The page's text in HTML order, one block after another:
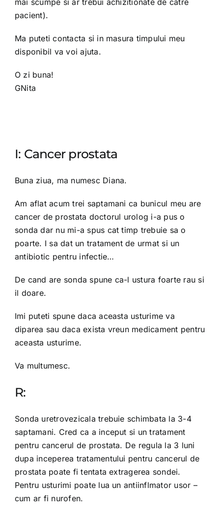
mai scumpe si ar trebui achizitionate de catre
pacient).
Ma puteti contacta si in masura timpului meu
disponibil va voi ajuta.
O zi buna!
GNita
I: Cancer prostata
Buna ziua, ma numesc Diana.
Am aflat acum trei saptamani ca bunicul meu are
cancer de prostata doctorul urolog i-a pus o
sonda dar nu mi-a spus cat timp trebuie sa o
poarte. I sa dat un tratament de urmat si un
antibiotic pentru infectie…
De cand are sonda spune ca-l ustura foarte rau si
il doare.
Imi puteti spune daca aceasta usturime va
diparea sau daca exista vreun medicament pentru
aceasta usturime.
Va multumesc.
R:
Sonda uretrovezicala trebuie schimbata la 3-4
saptamani. Cred ca a inceput si un tratament
pentru cancerul de prostata. De regula la 3 luni
dupa inceperea tratamentului pentru cancerul de
prostata poate fi tentata extragerea sondei.
Pentru usturimi poate lua un antiinflmator usor –
cum ar fi nurofen.